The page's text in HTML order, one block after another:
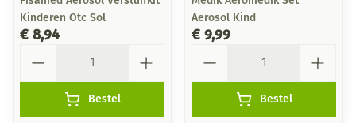
Kinderen Otc Sol
€ 8,94
Bestel
Aerosol Kind
€ 9,99
Bestel